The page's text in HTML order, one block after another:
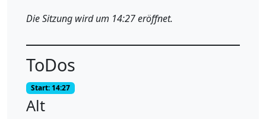
Die Sitzung wird um 14:27 eröffnet.
ToDos
Start: 14:27
Alt